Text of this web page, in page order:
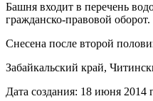
Башня входит в перечень
гражданско-правовой
Снесена после второй
Забайкальский край,
Дата создания: 18 июня 2014